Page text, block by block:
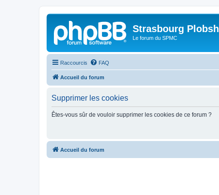
Strasbourg
Le forum du SPMC
Raccourcis FAQ
Accueil du forum
Supprimer les cookies
Êtes-vous sûr de vouloir supprimer les cookies de ce forum ?
Accueil du forum